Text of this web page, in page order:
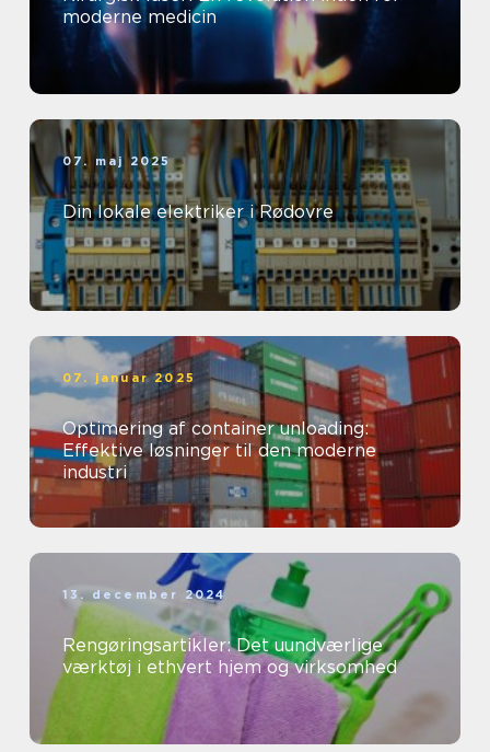
moderne medicin
07. maj 2025
Din lokale elektriker i Rødovre
07. januar 2025
Optimering af container unloading:
Effektive løsninger til den moderne
industri
13. december 2024
Rengøringsartikler: Det uundværlige
værktøj i ethvert hjem og virksomhed